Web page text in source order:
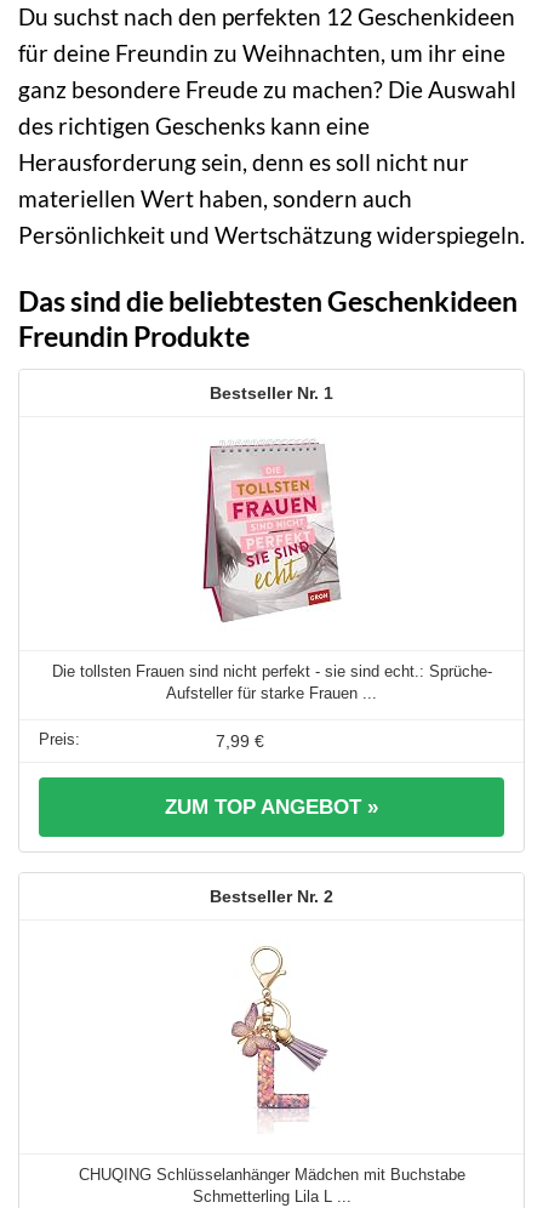
Du suchst nach den perfekten 12 Geschenkideen
für deine Freundin zu Weihnachten, um ihr eine
ganz besondere Freude zu machen? Die Auswahl
des richtigen Geschenks kann eine
Herausforderung sein, denn es soll nicht nur
materiellen Wert haben, sondern auch
Persönlichkeit und Wertschätzung widerspiegeln.
Das sind die beliebtesten Geschenkideen
Freundin Produkte
1
Die tollsten Frauen sind nicht perfekt - sie sind echt.: Sprüche-
Aufsteller für starke Frauen ...
7,99 €
ZUM TOP ANGEBOT »
2
CHUQING Schlüsselanhänger Mädchen mit Buchstabe
Schmetterling Lila L ...